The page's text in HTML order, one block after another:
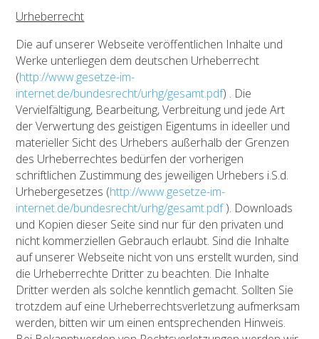
Urheberrecht
Die auf unserer Webseite veröffentlichen Inhalte und
Werke unterliegen dem deutschen Urheberrecht
(http://www.gesetze-im-
internet.de/bundesrecht/urhg/gesamt.pdf) . Die
Vervielfältigung, Bearbeitung, Verbreitung und jede Art
der Verwertung des geistigen Eigentums in ideeller und
materieller Sicht des Urhebers außerhalb der Grenzen
des Urheberrechtes bedürfen der vorherigen
schriftlichen Zustimmung des jeweiligen Urhebers i.S.d.
Urhebergesetzes (http://www.gesetze-im-
internet.de/bundesrecht/urhg/gesamt.pdf). Downloads
und Kopien dieser Seite sind nur für den privaten und
nicht kommerziellen Gebrauch erlaubt. Sind die Inhalte
auf unserer Webseite nicht von uns erstellt wurden, sind
die Urheberrechte Dritter zu beachten. Die Inhalte
Dritter werden als solche kenntlich gemacht. Sollten Sie
trotzdem auf eine Urheberrechtsverletzung aufmerksam
werden, bitten wir um einen entsprechenden Hinweis.